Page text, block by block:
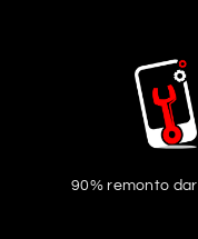
90% remonto